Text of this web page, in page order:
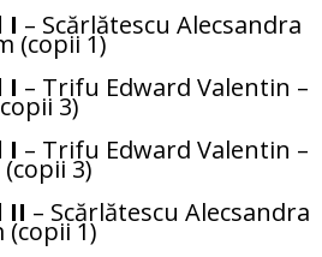
I – Scărlătescu Alecsandra
(copii 1)
I – Trifu Edward Valentin –
3)
I – Trifu Edward Valentin –
3)
II – Scărlătescu Alecsandra
(copii 1)